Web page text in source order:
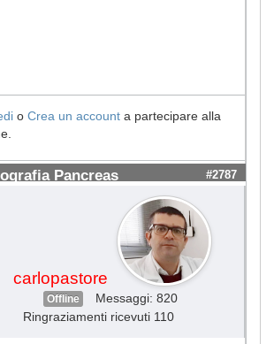
o Crea un account a partecipare alla
Pancreas #2787
carlopastore
Offline
Messaggi: 820
Ringraziamenti ricevuti 110